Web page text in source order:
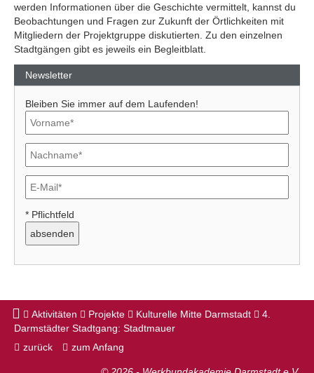
werden Informationen über die Geschichte vermittelt, kannst du
Beobachtungen und Fragen zur Zukunft der Örtlichkeiten mit
Mitgliedern der Projektgruppe diskutierten. Zu den einzelnen
Stadtgängen gibt es jeweils ein Begleitblatt.
Newsletter
Bleiben Sie immer auf dem Laufenden!
* Pflichtfeld
Aktivitäten Projekte Kulturelle Mitte Darmstadt
4.
Darmstädter Stadtgang: Stadtmauer
zurück
zum Anfang